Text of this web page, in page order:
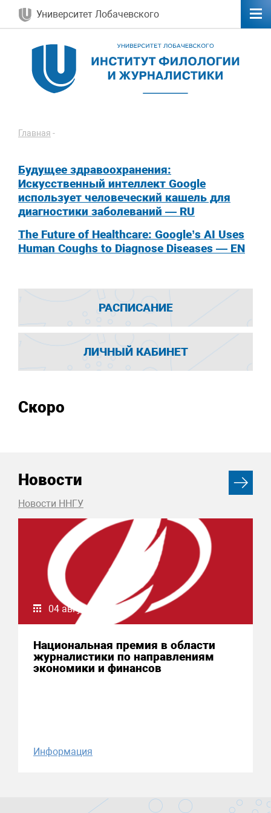
Университет Лобачевского
Главная -
Будущее здравоохранения:
Искусственный интеллект Google
использует человеческий кашель для
диагностики заболеваний — RU
The Future of Healthcare: Google’s AI Uses
Human Coughs to Diagnose Diseases — EN
РАСПИСАНИЕ
ЛИЧНЫЙ КАБИНЕТ
Скоро
Новости
Новости ННГУ
04 августа 2026
Национальная премия в области
журналистики по направлениям
экономики и финансов
Информация